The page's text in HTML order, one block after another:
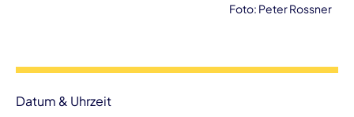
Foto: Peter Rossner
Datum & Uhrzeit